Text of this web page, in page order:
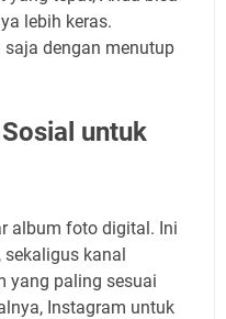
lebih keras.
dengan menutup
untuk
album foto digital. Ini
sekaligus kanal
yang paling sesuai
Instagram untuk